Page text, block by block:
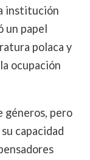
institución
un papel
polaca y
ocupación
géneros, pero
capacidad